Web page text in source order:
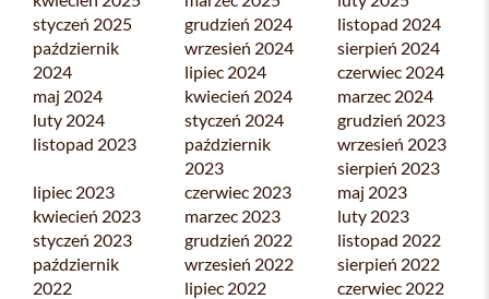
styczeń 2025
grudzień 2024
listopad 2024
październik
2024
wrzesień 2024
sierpień 2024
lipiec 2024
czerwiec 2024
maj 2024
kwiecień 2024
marzec 2024
luty 2024
styczeń 2024
grudzień 2023
listopad 2023
październik
2023
wrzesień 2023
sierpień 2023
lipiec 2023
czerwiec 2023
maj 2023
kwiecień 2023
marzec 2023
luty 2023
styczeń 2023
grudzień 2022
listopad 2022
październik
2022
wrzesień 2022
sierpień 2022
lipiec 2022
czerwiec 2022